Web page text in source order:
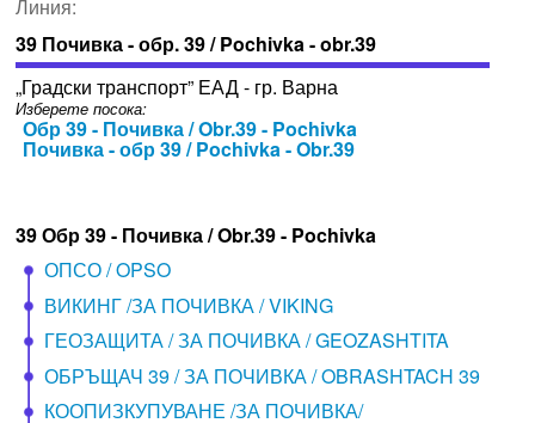
Линия:
39 Почивка - обр. 39 / Pochivka - obr.39
„Градски транспорт” ЕАД - гр. Варна
Изберете посока:
Обр 39 - Почивка / Obr.39 - Pochivka
Почивка - обр 39 / Pochivka - Obr.39
39 Обр 39 - Почивка / Obr.39 - Pochivka
ОПСО / OPSO
ВИКИНГ /ЗА ПОЧИВКА / VIKING
ГЕОЗАЩИТА / ЗА ПОЧИВКА / GEOZASHTITA
ОБРЪЩАЧ 39 / ЗА ПОЧИВКА / OBRASHTACH 39
КООПИЗКУПУВАНЕ /ЗА ПОЧИВКА/